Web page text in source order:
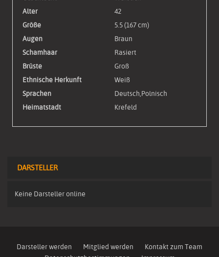
Alter
42
Größe
5.5 (167 cm)
Augen
Braun
Schamhaar
Rasiert
Brüste
Groß
Ethnische Herkunft
Weiß
Sprachen
Deutsch,Polnisch
Heimatstadt
Krefeld
DARSTELLER
Keine Darsteller online
Darsteller werden Mitglied werden
Kontakt zum Team